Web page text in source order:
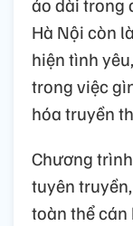
Hà Nội còn
hiện tình
trong việc
hóa truyền
Chương
tuyên
toàn thể cán